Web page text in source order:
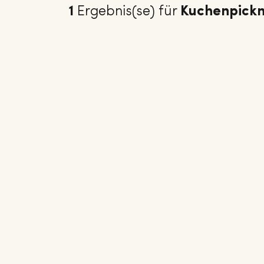
1 Ergebnis(se) für